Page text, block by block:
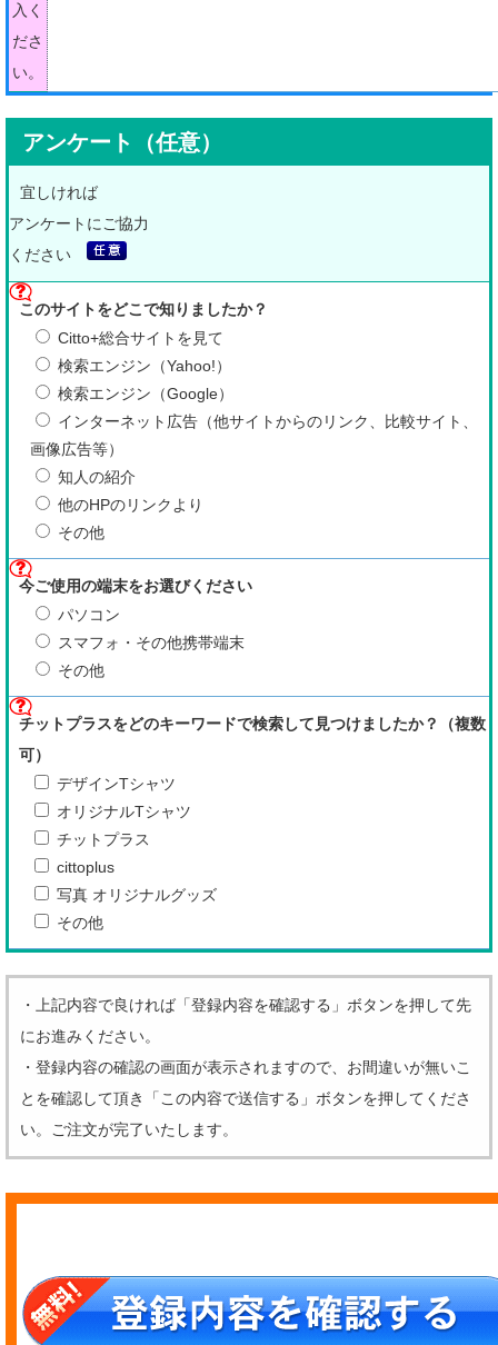
入く
ださ
い。
アンケート（任意）
宜しければ
アンケートにご協力
ください
このサイトをどこで知りましたか？
Citto+総合サイトを見て
検索エンジン（Yahoo!）
検索エンジン（Google）
インターネット広告（他サイトからのリンク、比較サイト、
画像広告等）
知人の紹介
他のHPのリンクより
その他
今ご使用の端末をお選びください
パソコン
スマフォ・その他携帯端末
その他
チットプラスをどのキーワードで検索して見つけましたか？（複数
可）
デザインTシャツ
オリジナルTシャツ
チットプラス
cittoplus
写真 オリジナルグッズ
その他
・上記内容で良ければ「登録内容を確認する」ボタンを押して先
にお進みください。
・登録内容の確認の画面が表示されますので、お間違いが無いこ
とを確認して頂き「この内容で送信する」ボタンを押してくださ
い。ご注文が完了いたします。